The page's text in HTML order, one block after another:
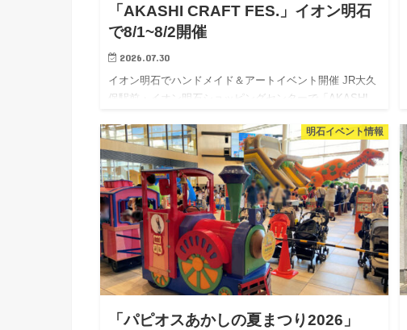
「AKASHI CRAFT FES.」イオン明石
で8/1~8/2開催
2026.07.30
イオン明石でハンドメイド＆アートイベント開催 JR大久
保駅前・イオン明石ショッピングセンターで「AKASHI
ルシェ」が2026年8月1日（土）～2日（日…明石イベント情報
「パピオスあかしの夏まつり2026」